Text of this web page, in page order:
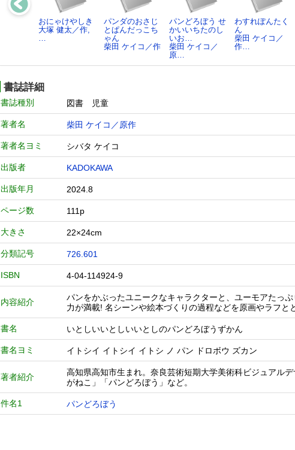
おにゃけやしき
大塚 健太／作,
…
パンダのおさじ
とぱんだっこち
ゃん
柴田 ケイコ／作
パンどろぼう せ
かいいちたのし
いお…
柴田 ケイコ／
原…
わすれぽんたく
ん
柴田 ケイコ／
作…
書誌詳細
書誌種別 図書 児童
著者名 柴田 ケイコ／原作
著者名ヨミ シバタ ケイコ
出版者 KADOKAWA
出版年月 2024.8
ページ数 111p
大きさ 22×24cm
分類記号 726.601
ISBN 4-04-114924-9
内容紹介
パンをかぶったユニークなキャラクターと、ユーモアたっ
力が満載! 名シーンや絵本づくりの過程などを原画やラフと
書名 いとしいいとしいいとしのパンどろぼうずかん
書名ヨミ イトシイ イトシイ イトシ ノ パン ドロボウ ズカン
著者紹介
高知県高知市生まれ。奈良芸術短期大学美術科ビジュアル
がねこ」「パンどろぼう」など。
件名1 パンどろぼう